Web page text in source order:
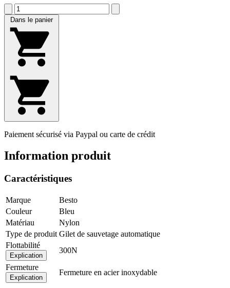
Dans le panier
Paiement sécurisé via Paypal ou carte de crédit
Information produit
Caractéristiques
Marque
Besto
Couleur
Bleu
Matériau
Nylon
Type de produit Gilet de sauvetage automatique
Flottabilité
Explication
300N
Fermeture
Explication
Fermeture en acier inoxydable